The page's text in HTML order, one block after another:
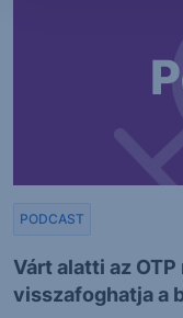
Várt alatti az
visszafoghatja a
PODCAST